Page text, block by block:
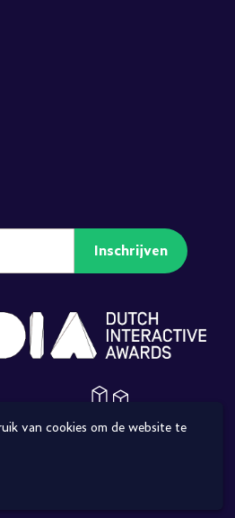
van cookies om de website te
Inschrijven